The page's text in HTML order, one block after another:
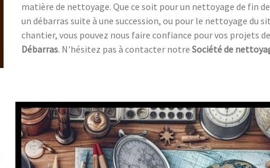
matière de nettoyage. Que ce soit pour un nettoyage de fin
un débarras suite à une succession, ou pour le nettoyage du
chantier, vous pouvez nous faire confiance pour vos projets de
Débarras. N'hésitez pas à contacter notre Société de